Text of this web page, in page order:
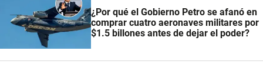
¿Por qué el Gobierno Petro se afanó en
comprar cuatro aeronaves militares por
$1.5 billones antes de dejar el poder?